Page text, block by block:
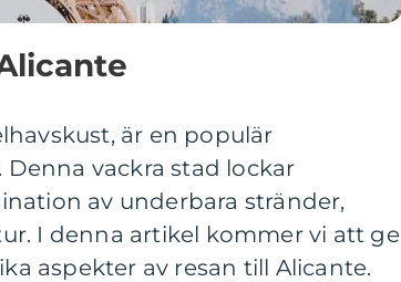
är en populär
vackra stad lockar
av underbara stränder,
I denna artikel kommer vi att ge
aspekter av resan till Alicante.